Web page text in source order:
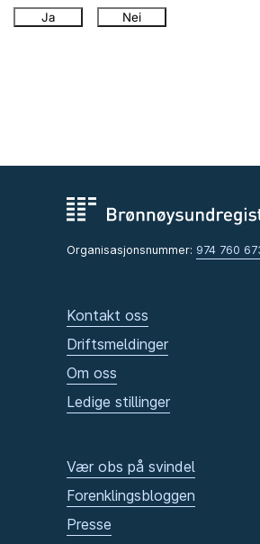
Ja Nei
Organisasjonsnummer: 974 760
Kontakt oss
Driftsmeldinger
Om oss
Ledige stillinger
Vær obs på svindel
Forenklingsbloggen
Presse